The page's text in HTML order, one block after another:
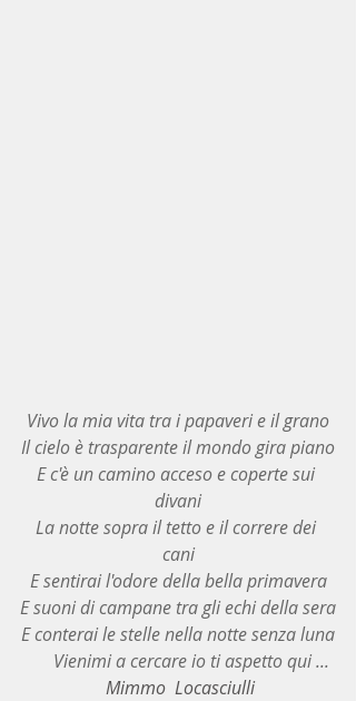
Vivo la mia vita tra i papaveri e il grano
Il cielo è trasparente il mondo gira piano
E c'è un camino acceso e coperte sui
divani
La notte sopra il tetto e il correre dei
cani
E sentirai l'odore della bella primavera
E suoni di campane tra gli echi della sera
E conterai le stelle nella notte senza luna
       Vienimi a cercare io ti aspetto qui ...
Mimmo  Locasciulli